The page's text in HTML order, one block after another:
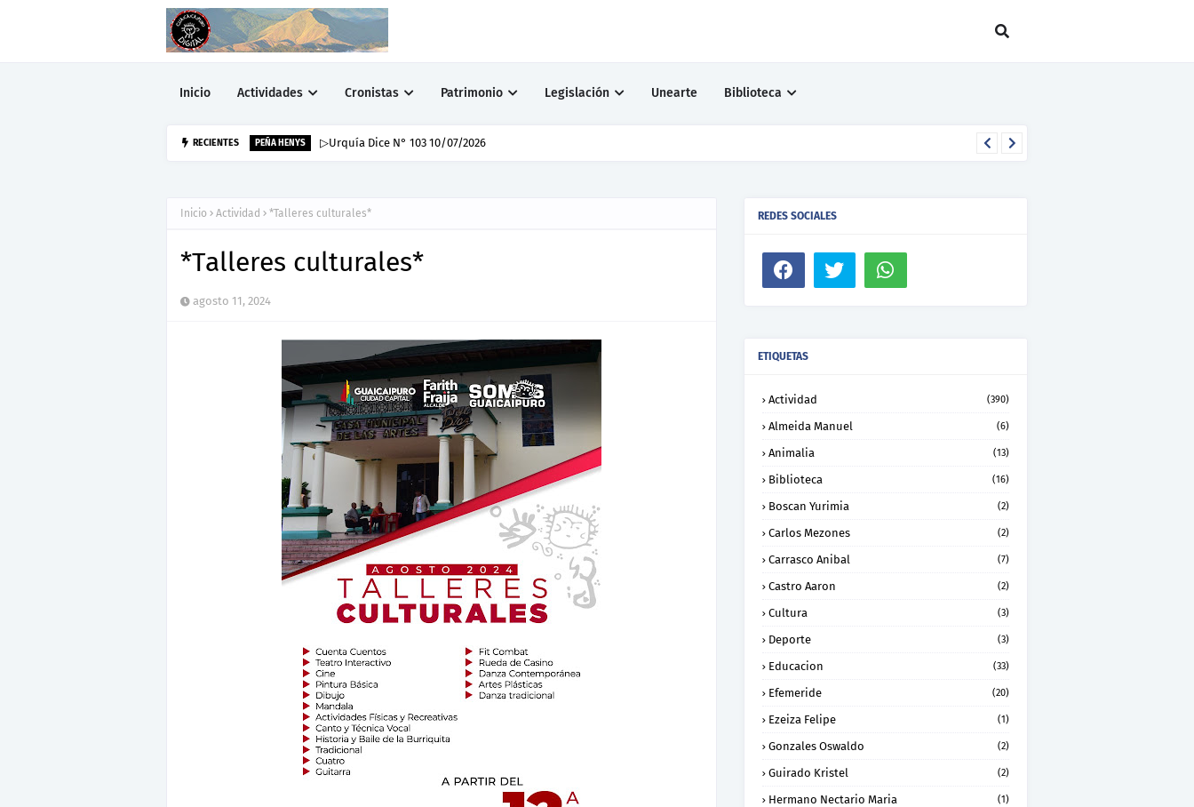
Inicio Actividades Cronistas Patrimonio Legislación Unearte Biblioteca
RECIENTES PEÑA HENYS ▷Urquía Dice N° 103 10/07/2026
Inicio Actividad *Talleres culturales*
*Talleres culturales*
agosto 11, 2024
REDES SOCIALES
ETIQUETAS
Actividad (390)
Almeida Manuel (6)
Animalia (13)
Biblioteca (16)
Boscan Yurimia (2)
Carlos Mezones (2)
Carrasco Anibal (7)
Castro Aaron (2)
Cultura (3)
Deporte (3)
Educacion (33)
Efemeride (20)
Ezeiza Felipe (1)
Gonzales Oswaldo (2)
Guirado Kristel (2)
Hermano Nectario Maria (1)